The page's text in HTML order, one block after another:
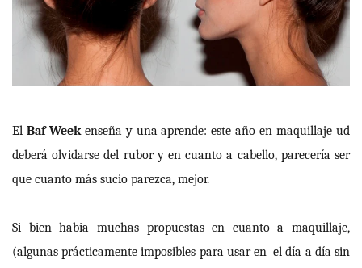
El Baf Weekenseña y una aprende: este año en maquillaje ud
deberá olvidarse del rubor y en cuanto a cabello, parecería ser
que cuanto más sucio parezca, mejor.
Si bien habia muchas propuestas en cuanto a maquillaje,
(algunas prácticamente imposibles para usar en el día a día sin